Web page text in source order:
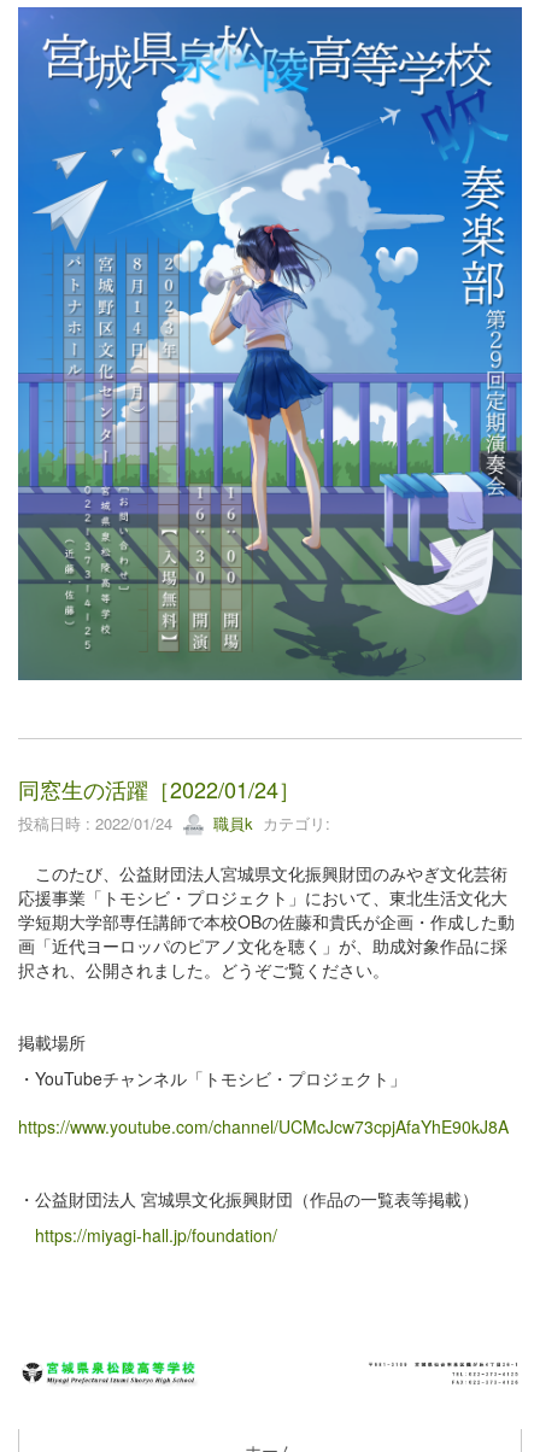
同窓生の活躍［2022/01/24］
投稿日時 : 2022/01/24 職員k カテゴリ:
このたび、公益財団法人宮城県文化振興財団のみやぎ文化芸術
応援事業「トモシビ・プロジェクト」において、東北生活文化大
学短期大学部専任講師で本校OBの佐藤和貴氏が企画・作成した動
画「近代ヨーロッパのピアノ文化を聴く」が、助成対象作品に採
択され、公開されました。どうぞご覧ください。
掲載場所
・YouTubeチャンネル「トモシビ・プロジェクト」
https://www.youtube.com/channel/UCMcJcw73cpjAfaYhE90kJ8A
・公益財団法人 宮城県文化振興財団（作品の一覧表等掲載）
https://miyagi-hall.jp/foundation/